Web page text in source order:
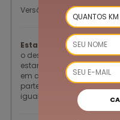
Versão estampada:
Estampas:
Estampa
o desenho é impresso no
estampa é recortada e
em cada produto. Cada
parte diferente da
igual a outra.